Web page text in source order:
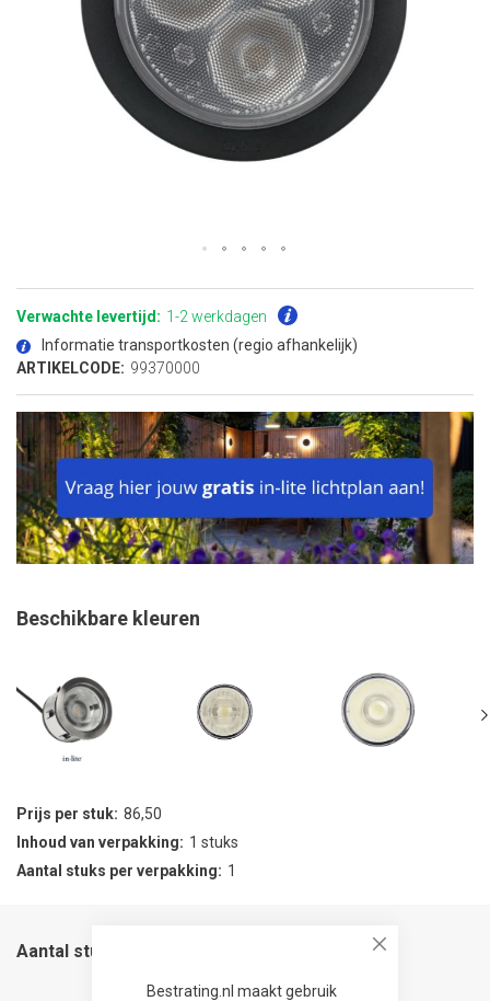
Bestrating.nl maakt gebruik
naar
begin
de
afbeeldingen-
Verwachte levertijd: 1-2 werkdagen
Informatie transportkosten (regio afhankelijk)
ARTIKELCODE: 99370000
Beschikbare kleuren
Prijs per stuk 86,50
Inhoud van verpakking
1 stuks
Aantal stuks per verpakking
1
Aantal stuks